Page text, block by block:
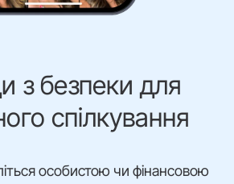
з безпеки для
спілкування
особистою чи фінансовою